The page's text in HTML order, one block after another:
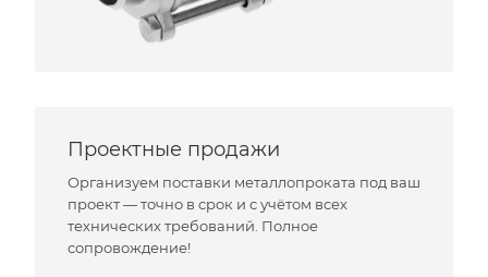
Проектные продажи
Организуем поставки металлопроката под ваш
проект — точно в срок и с учётом всех
технических требований. Полное
сопровождение!